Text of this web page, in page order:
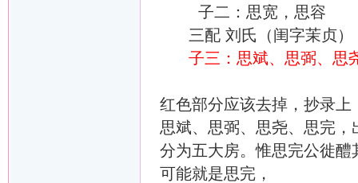
子二：思宽，思容
三配 刘氏（闺字茉贞）
子三：思斌、思弼、思
红色部分应该去掉，抄录
思斌、思弼、思尧、思完
分为五大房。惟思完公徙
可能就是思完，